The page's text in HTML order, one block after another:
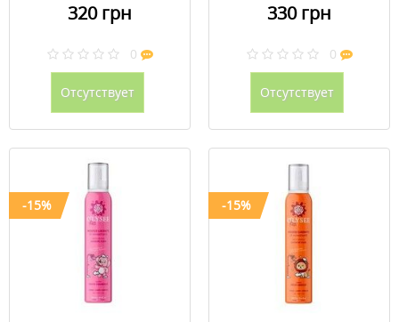
320 грн
0
Отсутствует
330 грн
0
Отсутствует
-15% -15%